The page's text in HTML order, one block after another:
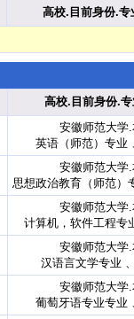
高校.目前身份.专
高校.目前身份.
安徽师范大学
英语（师范）专业
安徽师范大学
思想政治教育（师范）
安徽师范大学
计算机，软件工程专
安徽师范大学
汉语言文学专业
安徽师范大学
葡萄牙语专业专业